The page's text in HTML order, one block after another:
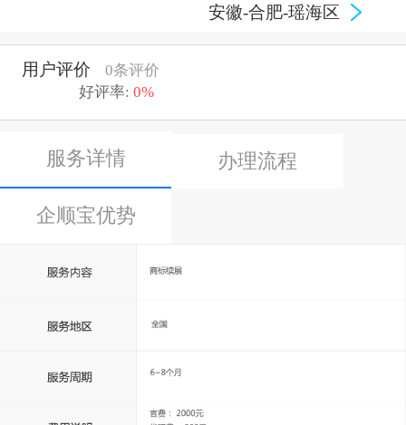
安徽-合肥-瑶海区
用户评价
0条评价
好评率: 0%
服务详情 办理流程
企顺宝优势